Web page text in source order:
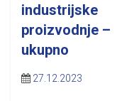
industrijske
proizvodnje –
ukupno
27.12.2023